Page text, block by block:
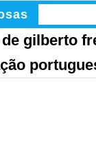
gilberto